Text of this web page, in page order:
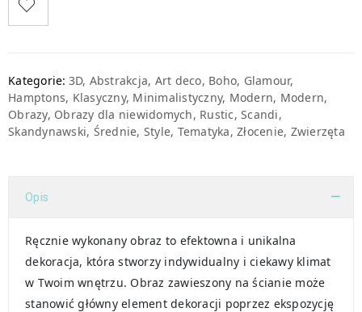
Kategorie: 3D, Abstrakcja, Art deco, Boho, Glamour,
Hamptons, Klasyczny, Minimalistyczny, Modern, Modern,
Obrazy, Obrazy dla niewidomych, Rustic, Scandi,
Skandynawski, Średnie, Style, Tematyka, Złocenie, Zwierzęta
Opis
Ręcznie wykonany obraz to efektowna i unikalna
dekoracja, która stworzy indywidualny i ciekawy klimat
w Twoim wnętrzu. Obraz zawieszony na ścianie może
stanowić główny element dekoracji poprzez ekspozycję